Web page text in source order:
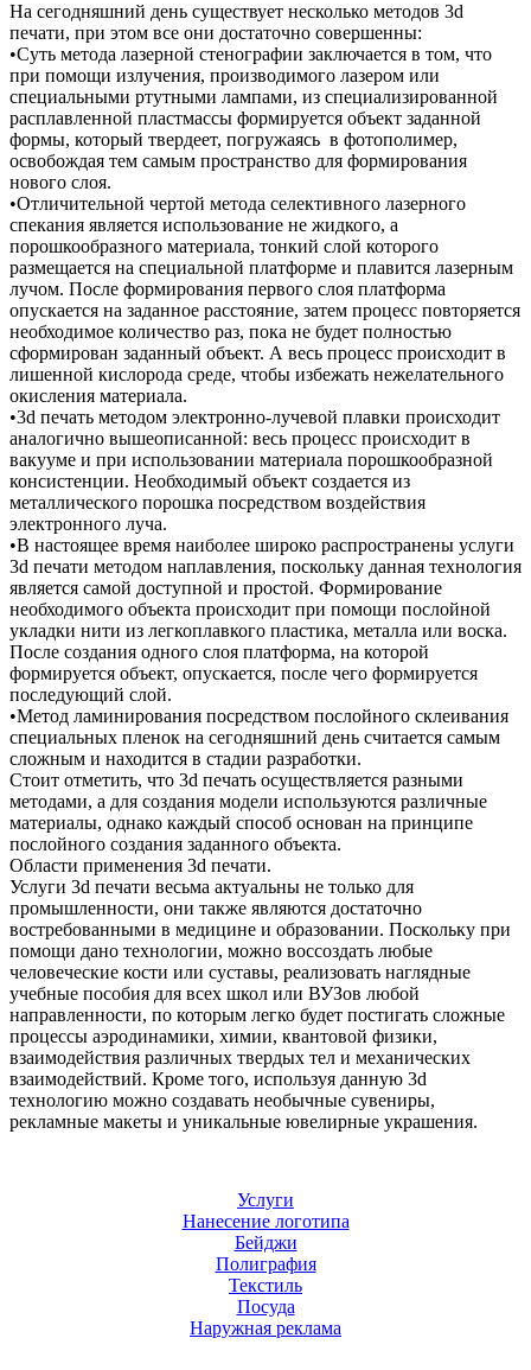
На сегодняшний день существует несколько методов 3d
печати, при этом все они достаточно совершенны:
•Суть метода лазерной стенографии заключается в том, что
при помощи излучения, производимого лазером или
специальными ртутными лампами, из специализированной
расплавленной пластмассы формируется объект заданной
формы, который твердеет, погружаясь в фотополимер,
освобождая тем самым пространство для формирования
нового слоя.
•Отличительной чертой метода селективного лазерного
спекания является использование не жидкого, а
порошкообразного материала, тонкий слой которого
размещается на специальной платформе и плавится лазерным
лучом. После формирования первого слоя платформа
опускается на заданное расстояние, затем процесс повторяется
необходимое количество раз, пока не будет полностью
сформирован заданный объект. А весь процесс происходит в
лишенной кислорода среде, чтобы избежать нежелательного
окисления материала.
•3d печать методом электронно-лучевой плавки происходит
аналогично вышеописанной: весь процесс происходит в
вакууме и при использовании материала порошкообразной
консистенции. Необходимый объект создается из
металлического порошка посредством воздействия
электронного луча.
•В настоящее время наиболее широко распространены услуги
3d печати методом наплавления, поскольку данная технология
является самой доступной и простой. Формирование
необходимого объекта происходит при помощи послойной
укладки нити из легкоплавкого пластика, металла или воска.
После создания одного слоя платформа, на которой
формируется объект, опускается, после чего формируется
последующий слой.
•Метод ламинирования посредством послойного склеивания
специальных пленок на сегодняшний день считается самым
сложным и находится в стадии разработки.
Стоит отметить, что 3d печать осуществляется разными
методами, а для создания модели используются различные
материалы, однако каждый способ основан на принципе
послойного создания заданного объекта.
Области применения 3d печати.
Услуги 3d печати весьма актуальны не только для
промышленности, они также являются достаточно
востребованными в медицине и образовании. Поскольку при
помощи дано технологии, можно воссоздать любые
человеческие кости или суставы, реализовать наглядные
учебные пособия для всех школ или ВУЗов любой
направленности, по которым легко будет постигать сложные
процессы аэродинамики, химии, квантовой физики,
взаимодействия различных твердых тел и механических
взаимодействий. Кроме того, используя данную 3d
технологию можно создавать необычные сувениры,
рекламные макеты и уникальные ювелирные украшения.
Услуги
Нанесение логотипа
Бейджи
Полиграфия
Текстиль
Посуда
Наружная реклама